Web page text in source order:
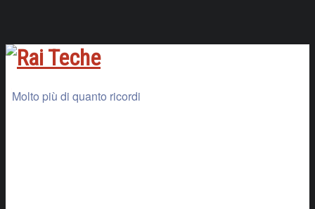
Molto più di quanto ricordi